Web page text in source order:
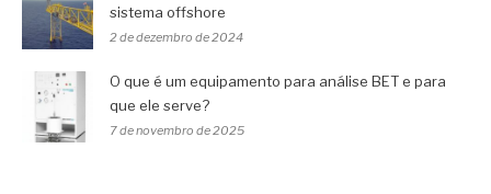
sistema offshore
2 de dezembro de 2024
O que é um equipamento para análise BET e para
que ele serve?
7 de novembro de 2025